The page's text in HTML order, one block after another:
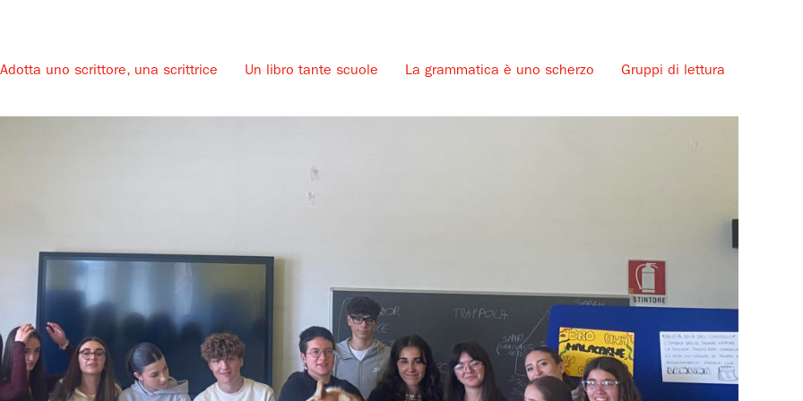
Adotta uno scrittore, una scrittrice Un libro tante scuole La grammatica è uno scherzo Gruppi di lettura